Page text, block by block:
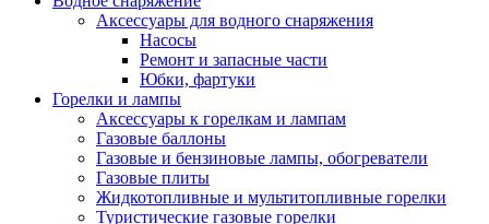
Аксессуары для водного снаряжения
Насосы
Ремонт и запасные части
Юбки, фартуки
Горелки и лампы
Аксессуары к горелкам и лампам
Газовые баллоны
Газовые и бензиновые лампы, обогреватели
Газовые плиты
Жидкотопливные и мультитопливные горелки
Туристические газовые горелки